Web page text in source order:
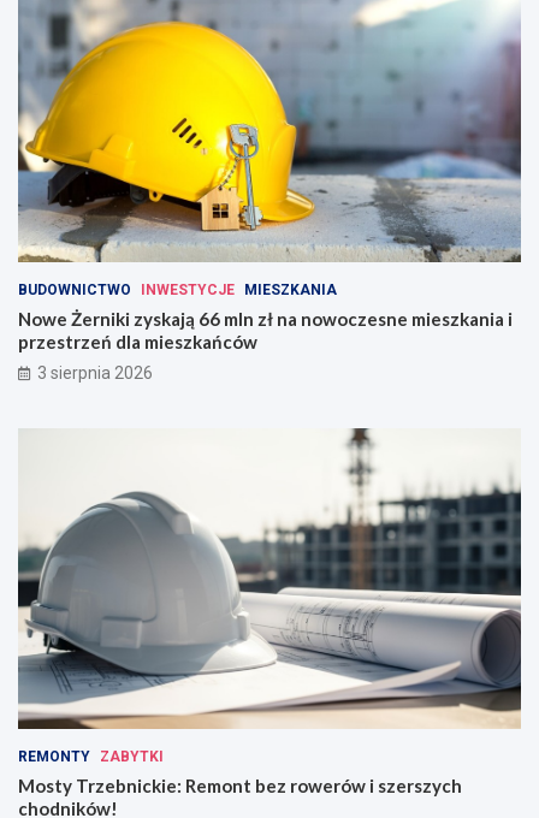
BUDOWNICTWO INWESTYCJE MIESZKANIA
Nowe Żerniki zyskają 66 mln zł na nowoczesne mieszkania i
przestrzeń dla mieszkańców
3 sierpnia 2026
REMONTY ZABYTKI
Mosty Trzebnickie: Remont bez rowerów i szerszych
chodników!